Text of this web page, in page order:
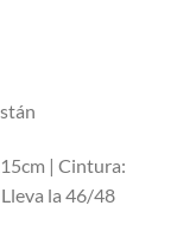
| Cintura:
la 46/48